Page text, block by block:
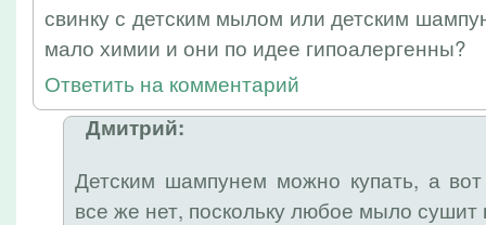
свинку с детским мылом или детским
мало химии и они по идее гипоалергенны?
Ответить на комментарий
Дмитрий:
Детским шампунем можно купать, а
все же нет, поскольку любое мыло сушит